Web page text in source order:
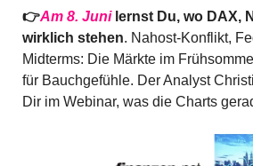
👉Am 8. Juni lernst Du, wo DAX,
wirklich stehen. Nahost-Konflikt,
Midterms: Die Märkte im
für Bauchgefühle. Der Analyst
Dir im Webinar, was die Charts